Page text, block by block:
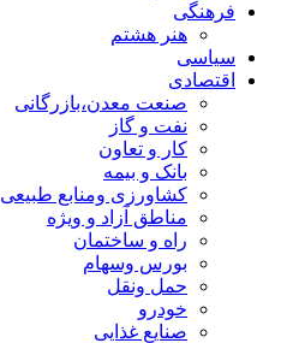
فرهنگی
هنر هشتم
سیاسی
اقتصادی
صنعت معدن،بازرگانی
نفت و گاز
کار و تعاون
بانک و بیمه
کشاورزی ومنابع طبیعی
مناطق آزاد و ویژه
راه و ساختمان
بورس وسهام
حمل ونقل
خودرو
صنایع غذایی